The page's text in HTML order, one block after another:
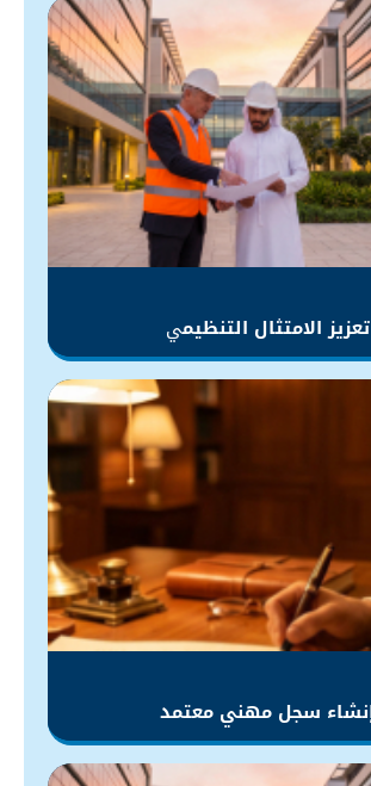
تعزيز الامتثال التنظيمي
سجل مهني معتمد